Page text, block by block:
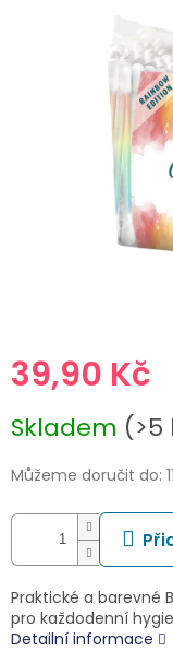
39,90 Kč
cena:
Skladem (>5
Můžeme doručit do:
Praktické a barevné
pro každodenní
Detailní informace